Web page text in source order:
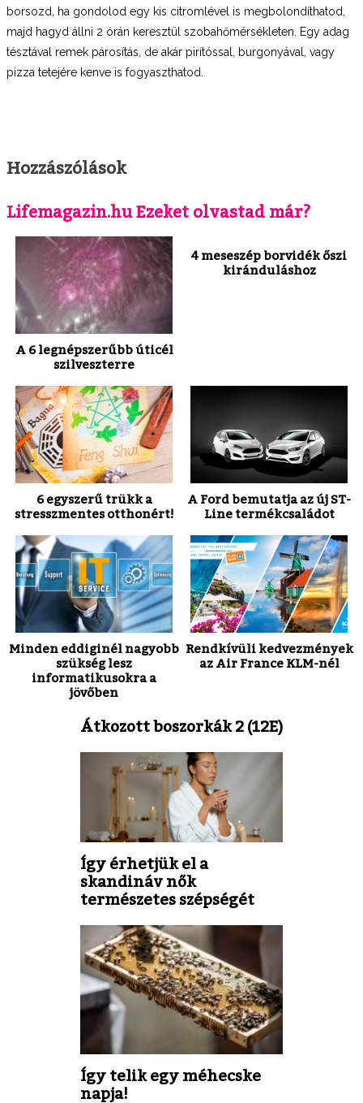
borsozd, ha gondolod egy kis citromlével is megbolondíthatod,
majd hagyd állni 2 órán keresztül szobahőmérsékleten. Egy adag
tésztával remek párosítás, de akár pirítóssal, burgonyával, vagy
pizza tetejére kenve is fogyaszthatod.
Hozzászólások
Lifemagazin.hu Ezeket olvastad már?
A 6 legnépszerűbb úticél
szilveszterre
4 meseszép borvidék őszi
kiránduláshoz
6 egyszerű trükk a
stresszmentes otthonért!
A Ford bemutatja az új ST-
Line termékcsaládot
Minden eddiginél nagyobb
szükség lesz
informatikusokra a
jövőben
Rendkívüli kedvezmények
az Air France KLM-nél
Átkozott boszorkák 2 (12E)
Így érhetjük el a
skandináv nők
természetes szépségét
Így telik egy méhecske
napja!